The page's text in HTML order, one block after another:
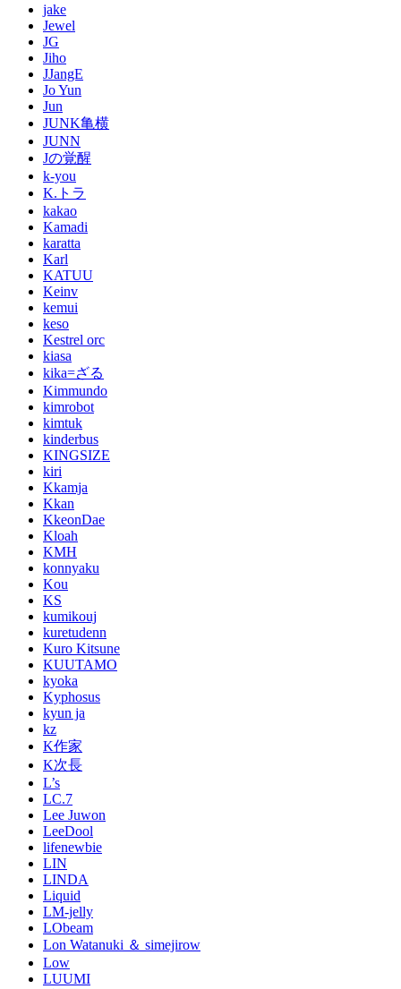
jake
Jewel
JG
Jiho
JJangE
Jo Yun
Jun
JUNK亀横
JUNN
Jの覚醒
k-you
K.トラ
kakao
Kamadi
karatta
Karl
KATUU
Keinv
kemui
keso
Kestrel orc
kiasa
kika=ざる
Kimmundo
kimrobot
kimtuk
kinderbus
KINGSIZE
kiri
Kkamja
Kkan
KkeonDae
Kloah
KMH
konnyaku
Kou
KS
kumikouj
kuretudenn
Kuro Kitsune
KUUTAMO
kyoka
Kyphosus
kyun ja
kz
K作家
K次長
L’s
LC.7
Lee Juwon
LeeDool
lifenewbie
LIN
LINDA
Liquid
LM-jelly
LObeam
Lon Watanuki ＆ simejirow
Low
LUUMI